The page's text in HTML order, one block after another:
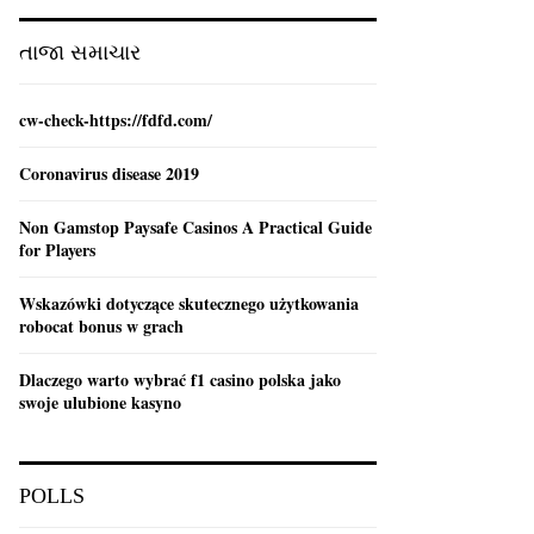
:
તાજા સમાચાર
cw-check-https://fdfd.com/
Coronavirus disease 2019
Non Gamstop Paysafe Casinos A Practical Guide
for Players
Wskazówki dotyczące skutecznego użytkowania
robocat bonus w grach
Dlaczego warto wybrać f1 casino polska jako
swoje ulubione kasyno
POLLS